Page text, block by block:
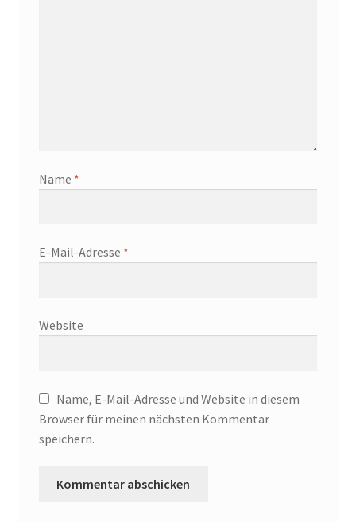
Name *
E-Mail-Adresse *
Website
Name, E-Mail-Adresse und Website in diesem
Browser für meinen nächsten Kommentar
speichern.